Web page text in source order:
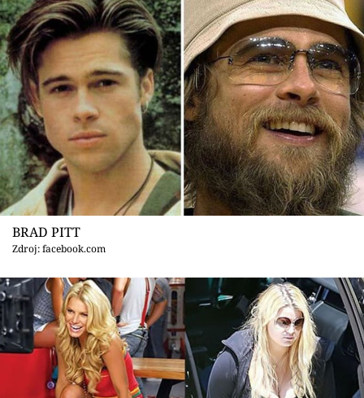
BRAD PITT
Zdroj: facebook.com